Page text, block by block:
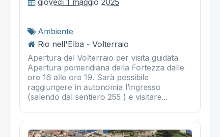
Ambiente
Rio nell'Elba - Volterraio
Apertura del Volterraio per visita guidata
Apertura pomeridiana della Fortezza dalle
ore 16 alle ore 19. Sarà possibile
raggiungere in autonomia l’ingresso
(salendo dal sentiero 255 ) e visitare...